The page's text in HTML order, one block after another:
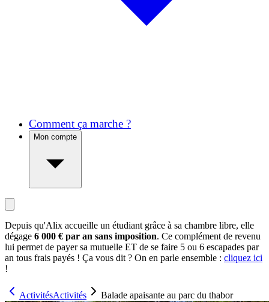
Comment ça marche ?
Mon compte
Depuis qu'Alix accueille un étudiant grâce à sa chambre libre, elle
dégage 6 000 € par an sans imposition. Ce complément de revenu
lui permet de payer sa mutuelle ET de se faire 5 ou 6 escapades par
an tous frais payés ! Ça vous dit ? On en parle ensemble : cliquez ici
!
ActivitésActivités Balade apaisante au parc du thabor